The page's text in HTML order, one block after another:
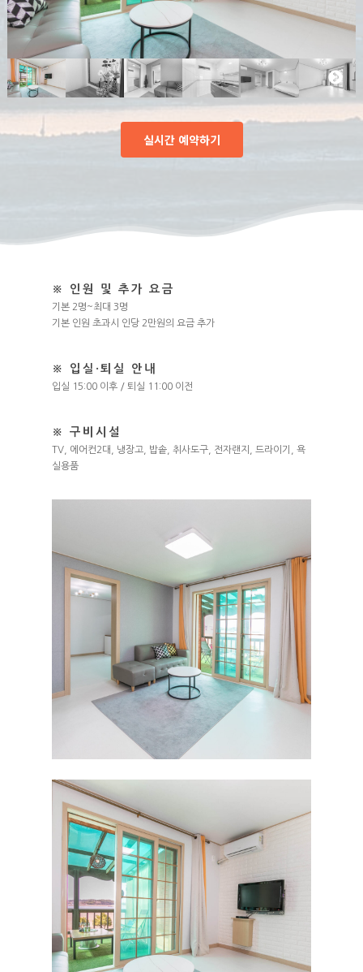
실시간 예약하기
※ 인원 및 추가 요금
기본 2명~최대 3명
기본 인원 초과시 인당 2만원의 요금 추가
※ 입실·퇴실 안내
입실 15:00 이후 / 퇴실 11:00 이전
※ 구비시설
TV, 에어컨2대, 냉장고, 밥솥, 취사도구, 전자랜지, 드라이기, 욕
실용품